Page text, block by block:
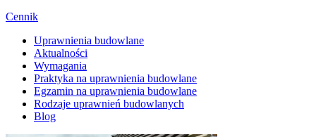
Cennik
Uprawnienia budowlane
Aktualności
Wymagania
Praktyka na uprawnienia budowlane
Egzamin na uprawnienia budowlane
Rodzaje uprawnień budowlanych
Blog